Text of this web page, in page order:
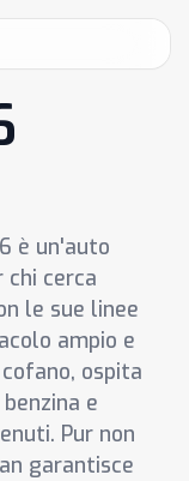
è un'auto
chi cerca
le sue linee
ampio e
ospita
e
Pur non
garantisce